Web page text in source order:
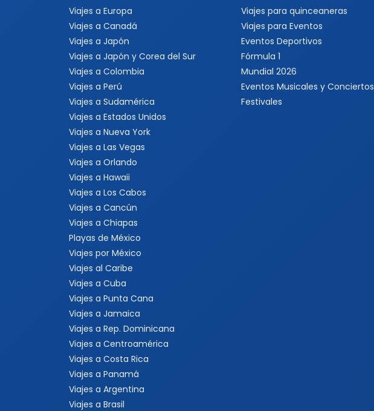
Viajes a Europa
Viajes a Canadá
Viajes a Japón
Viajes a Japón y Corea del Sur
Viajes a Colombia
Viajes a Perú
Viajes a Sudamérica
Viajes a Estados Unidos
Viajes a Nueva York
Viajes a Las Vegas
Viajes a Orlando
Viajes a Hawaii
Viajes a Los Cabos
Viajes a Cancún
Viajes a Chiapas
Playas de México
Viajes por México
Viajes al Caribe
Viajes a Cuba
Viajes a Punta Cana
Viajes a Jamaica
Viajes a Rep. Dominicana
Viajes a Centroamérica
Viajes a Costa Rica
Viajes a Panamá
Viajes a Argentina
Viajes a Brasil
Viajes para quinceaneras
Viajes para Eventos
Eventos Deportivos
Fórmula 1
Mundial 2026
Eventos Musicales y Conciertos
Festivales